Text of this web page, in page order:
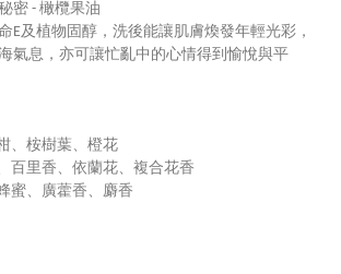
密 - 橄欖果油
E及植物固醇，洗後能讓肌膚煥發年輕光彩，
氣息，亦可讓忙亂中的心情得到愉悅與平
、桉樹葉、橙花
百里香、依蘭花、複合花香
蜜、廣藿香、麝香